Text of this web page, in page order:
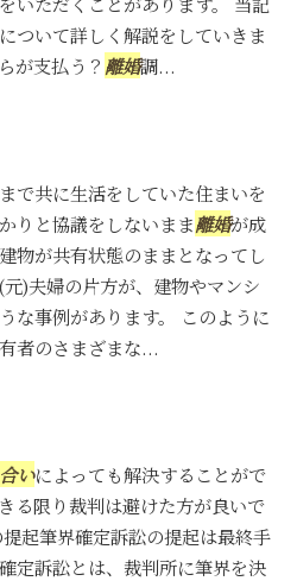
ついて詳しく解説をしていきま
が支払う？ 離婚調...
で共に生活をしていた住まいを
りと協議をしないまま離婚が成
物が共有状態のままとなってし
)夫婦の片方が、建物やマンシ
な事例があります。 このように
者のさまざまな...
いによっても解決することがで
る限り裁判は避けた方が良いで
起筆界確定訴訟の提起は最終手
定訴訟とは、裁判所に筆界を決